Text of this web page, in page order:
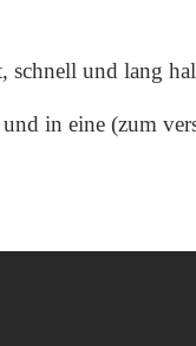
schnell und lang
in eine (zum